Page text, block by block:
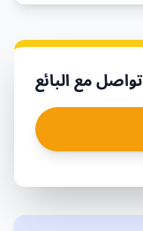
تواصل مع البائع